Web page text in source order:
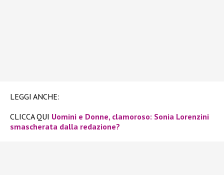
LEGGI ANCHE:
CLICCA QUI Uomini e Donne, clamoroso: Sonia Lorenzini
smascherata dalla redazione?